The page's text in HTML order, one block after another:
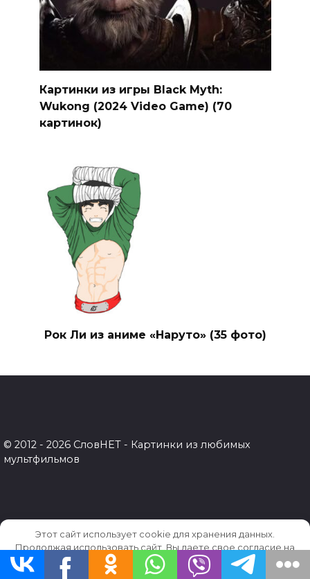
Картинки из игры Black Myth:
Wukong (2024 Video Game) (70
картинок)
Рок Ли из аниме «Наруто» (35 фото)
© 2012 - 2026 СловНЕТ - Картинки из любимых
мультфильмов
Этот сайт использует cookie для хранения данных.
Продолжая использовать сайт, Вы даете свое согласие на
работу с этими файлами.
OK